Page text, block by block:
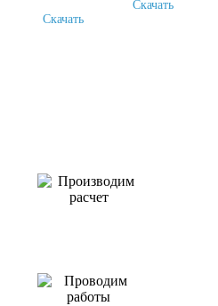
Скачать
Скачать